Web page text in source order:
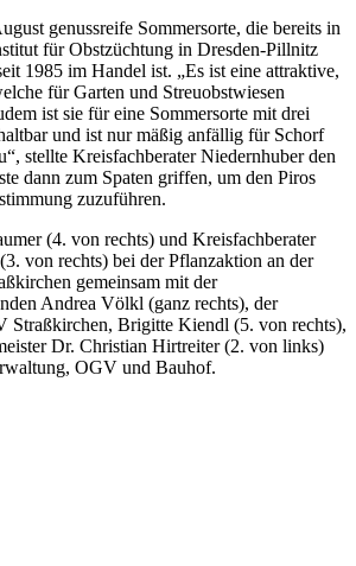
genussreife Sommersorte, die bereits in
für Obstzüchtung in Dresden-Pillnitz
1985 im Handel ist. „Es ist eine attraktive,
für Garten und Streuobstwiesen
ist sie für eine Sommersorte mit drei
und ist nur mäßig anfällig für Schorf
stellte Kreisfachberater Niedernhuber den
dann zum Spaten griffen, um den Piros
zuzuführen.
(4. von rechts) und Kreisfachberater
von rechts) bei der Pflanzaktion an der
gemeinsam mit der
Andrea Völkl (ganz rechts), der
Straßkirchen, Brigitte Kiendl (5. von rechts),
Dr. Christian Hirtreiter (2. von links)
OGV und Bauhof.